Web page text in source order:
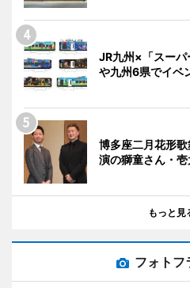
JR九州×「スー
や九州6県でイベ
博多座二月花形
演の獅童さん・
もっと見
フォトフ